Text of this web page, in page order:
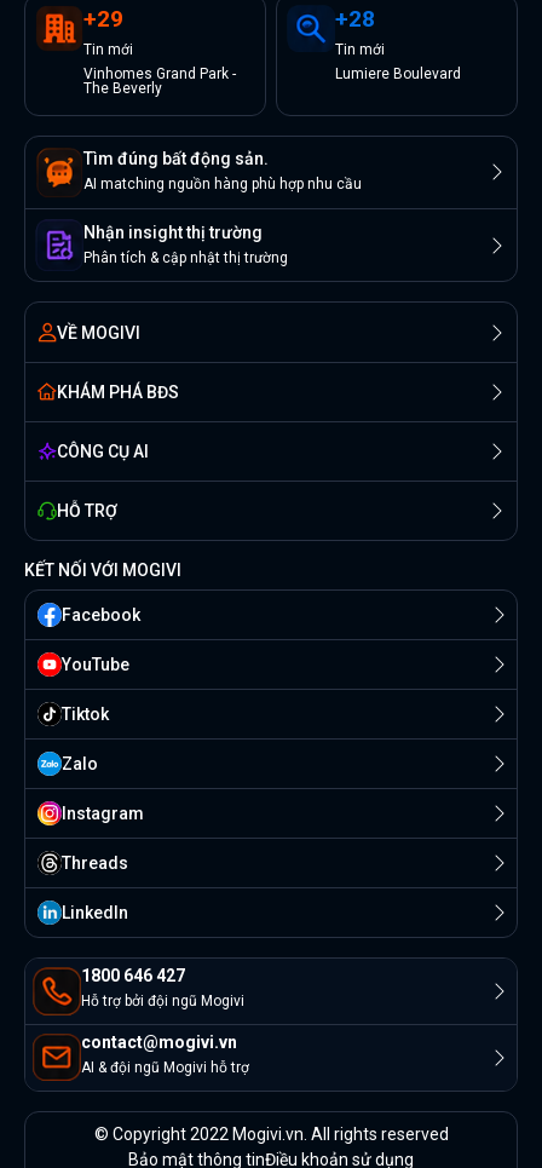
+29
Tin mới
Vinhomes Grand Park -
The Beverly
+28
Tin mới
Lumiere Boulevard
Tìm đúng bất động sản.
AI matching nguồn hàng phù hợp nhu cầu
Nhận insight thị trường
Phân tích & cập nhật thị trường
VỀ MOGIVI
KHÁM PHÁ BĐS
CÔNG CỤ AI
HỖ TRỢ
1800 646 427
Hỗ trợ bởi đội ngũ Mogivi
contact@mogivi.vn
AI & đội ngũ Mogivi hỗ trợ
KẾT NỐI VỚI MOGIVI
Facebook
YouTube
Tiktok
Zalo
Instagram
Threads
Linkedln
© Copyright 2022 Mogivi.vn. All rights reserved
Bảo mật thông tinĐiều khoản sử dụng